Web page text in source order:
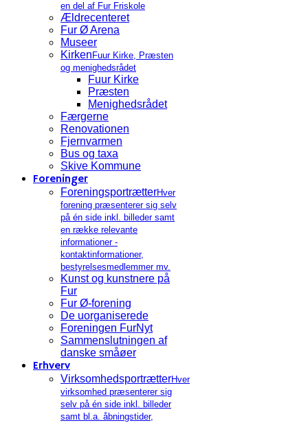
en del af Fur Friskole
Ældrecenteret
Fur Ø Arena
Museer
Kirken Fuur Kirke, Præsten
og menighedsrådet
Fuur Kirke
Præsten
Menighedsrådet
Færgerne
Renovationen
Fjernvarmen
Bus og taxa
Skive Kommune
Foreninger
ForeningsportrætterHver
forening præsenterer sig selv
på én side inkl. billeder samt
en række relevante
informationer -
kontaktinformationer,
bestyrelsesmedlemmer mv.
Kunst og kunstnere på
Fur
Fur Ø-forening
De uorganiserede
Foreningen FurNyt
Sammenslutningen af
danske småøer
Erhverv
VirksomhedsportrætterHver
virksomhed præsenterer sig
selv på én side inkl. billeder
samt bl.a. åbningstider,